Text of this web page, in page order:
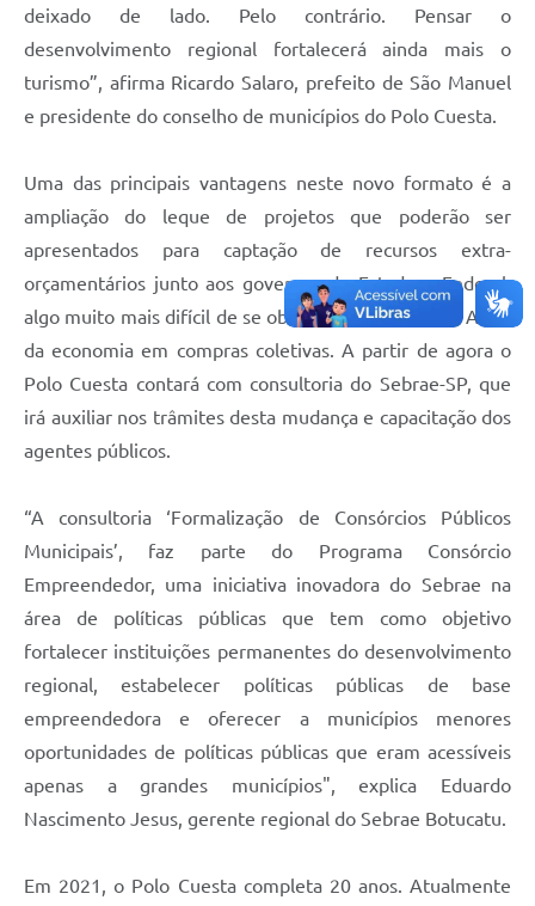
deixado de lado. Pelo contrário. Pensar o
desenvolvimento regional fortalecerá ainda mais o
turismo”, afirma Ricardo Salaro, prefeito de São Manuel
e presidente do conselho de municípios do Polo Cuesta.
Uma das principais vantagens neste novo formato é a
ampliação do leque de projetos que poderão ser
apresentados para captação de recursos extra-
orçamentários junto aos governos do Estado e Federal,
algo muito mais difícil de se obter individualmente. Além
da economia em compras coletivas. A partir de agora o
Polo Cuesta contará com consultoria do Sebrae-SP, que
irá auxiliar nos trâmites desta mudança e capacitação dos
agentes públicos.
“A consultoria ‘Formalização de Consórcios Públicos
Municipais’, faz parte do Programa Consórcio
Empreendedor, uma iniciativa inovadora do Sebrae na
área de políticas públicas que tem como objetivo
fortalecer instituições permanentes do desenvolvimento
regional, estabelecer políticas públicas de base
empreendedora e oferecer a municípios menores
oportunidades de políticas públicas que eram acessíveis
apenas a grandes municípios", explica Eduardo
Nascimento Jesus, gerente regional do Sebrae Botucatu.
Em 2021, o Polo Cuesta completa 20 anos. Atualmente